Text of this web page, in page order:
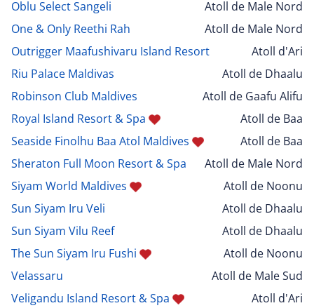
Oblu Select Sangeli
Atoll de Male Nord
One & Only Reethi Rah
Atoll de Male Nord
Outrigger Maafushivaru Island Resort
Atoll d'Ari
Riu Palace Maldivas
Atoll de Dhaalu
Robinson Club Maldives
Atoll de Gaafu Alifu
Royal Island Resort & Spa
Atoll de Baa
Seaside Finolhu Baa Atol Maldives
Atoll de Baa
Sheraton Full Moon Resort & Spa
Atoll de Male Nord
Siyam World Maldives
Atoll de Noonu
Sun Siyam Iru Veli
Atoll de Dhaalu
Sun Siyam Vilu Reef
Atoll de Dhaalu
The Sun Siyam Iru Fushi
Atoll de Noonu
Velassaru
Atoll de Male Sud
Veligandu Island Resort & Spa
Atoll d'Ari